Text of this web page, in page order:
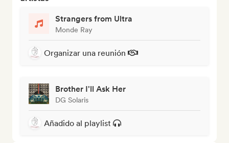
Strangers from Ultra
Monde Ray
Organizar una reunión
Brother I'll Ask Her
DG Solaris
Añadido al playlist